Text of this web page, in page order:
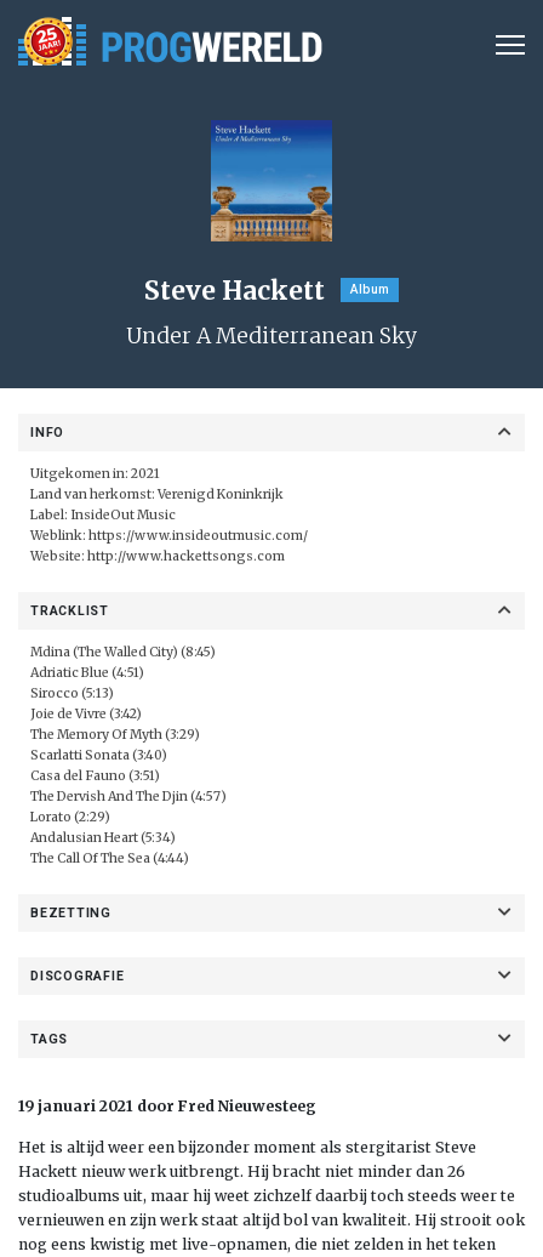
Steve Hackett Album
Under A Mediterranean Sky
INFO
Uitgekomen in: 2021
Land van herkomst: Verenigd Koninkrijk
Label: InsideOut Music
Weblink: https://www.insideoutmusic.com/
Website: http://www.hackettsongs.com
TRACKLIST
Mdina (The Walled City) (8:45)
Adriatic Blue (4:51)
Sirocco (5:13)
Joie de Vivre (3:42)
The Memory Of Myth (3:29)
Scarlatti Sonata (3:40)
Casa del Fauno (3:51)
The Dervish And The Djin (4:57)
Lorato (2:29)
Andalusian Heart (5:34)
The Call Of The Sea (4:44)
BEZETTING
DISCOGRAFIE
TAGS
19 januari 2021 door Fred Nieuwesteeg
Het is altijd weer een bijzonder moment als stergitarist Steve
Hackett nieuw werk uitbrengt. Hij bracht niet minder dan 26
studioalbums uit, maar hij weet zichzelf daarbij toch steeds weer te
vernieuwen en zijn werk staat altijd bol van kwaliteit. Hij strooit ook
nog eens kwistig met live-opnamen, die niet zelden in het teken